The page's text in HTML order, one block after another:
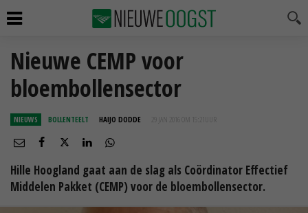
Nieuwe CEMP voor
bloembollensector
NIEUWS BOLLENTEELT HAIJO DODDE 29 JAN 2016 OM 15:21
Hille Hoogland gaat aan de slag als Coördinator Effectief
Middelen Pakket (CEMP) voor de bloembollensector.